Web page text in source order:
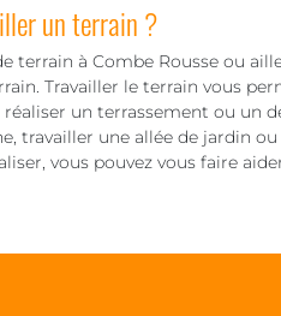
un terrain ?
terrain à Combe Rousse ou
Travailler le terrain vous
réaliser un terrassement ou un
travailler une allée de jardin
vous pouvez vous faire